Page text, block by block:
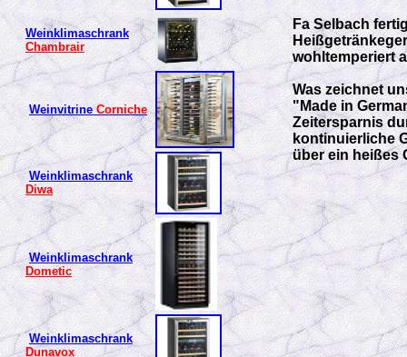
Weinklimaschrank
Chambrair
WeinvitrineCorniche
Weinklimaschrank
Diwa
Weinklimaschrank
Dometic
Weinklimaschrank
Dunavox
Fa Selbach
wohltemperiert
Was zeichnet
"Made in
Zeitersparnis
kontinuierliche
über ein heißes